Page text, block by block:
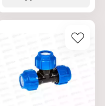
Тип резьбы: G1/2
Номинальное давление:
Материал: полипропилен
Резьба присоединения: